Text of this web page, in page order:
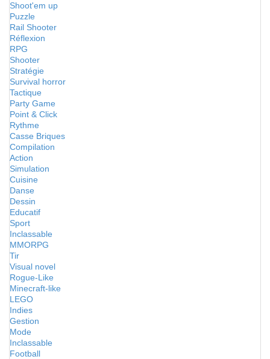
Shoot'em up
Puzzle
Rail Shooter
Réflexion
RPG
Shooter
Stratégie
Survival horror
Tactique
Party Game
Point & Click
Rythme
Casse Briques
Compilation
Action
Simulation
Cuisine
Danse
Dessin
Educatif
Sport
Inclassable
MMORPG
Tir
Visual novel
Rogue-Like
Minecraft-like
LEGO
Indies
Gestion
Mode
Inclassable
Football